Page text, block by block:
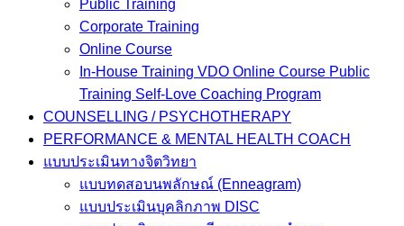
Public Training
Corporate Training
Online Course
In-House Training VDO Online Course Public
Training Self-Love Coaching Program
COUNSELLING / PSYCHOTHERAPY
PERFORMANCE & MENTAL HEALTH COACH
แบบประเมินทางจิตวิทยา
แบบทดสอบนพลักษณ์ (Enneagram)
แบบประเมินบุคลิกภาพ DISC